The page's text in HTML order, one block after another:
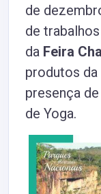
de
de
da Feira
produtos
presença de
de Yoga.